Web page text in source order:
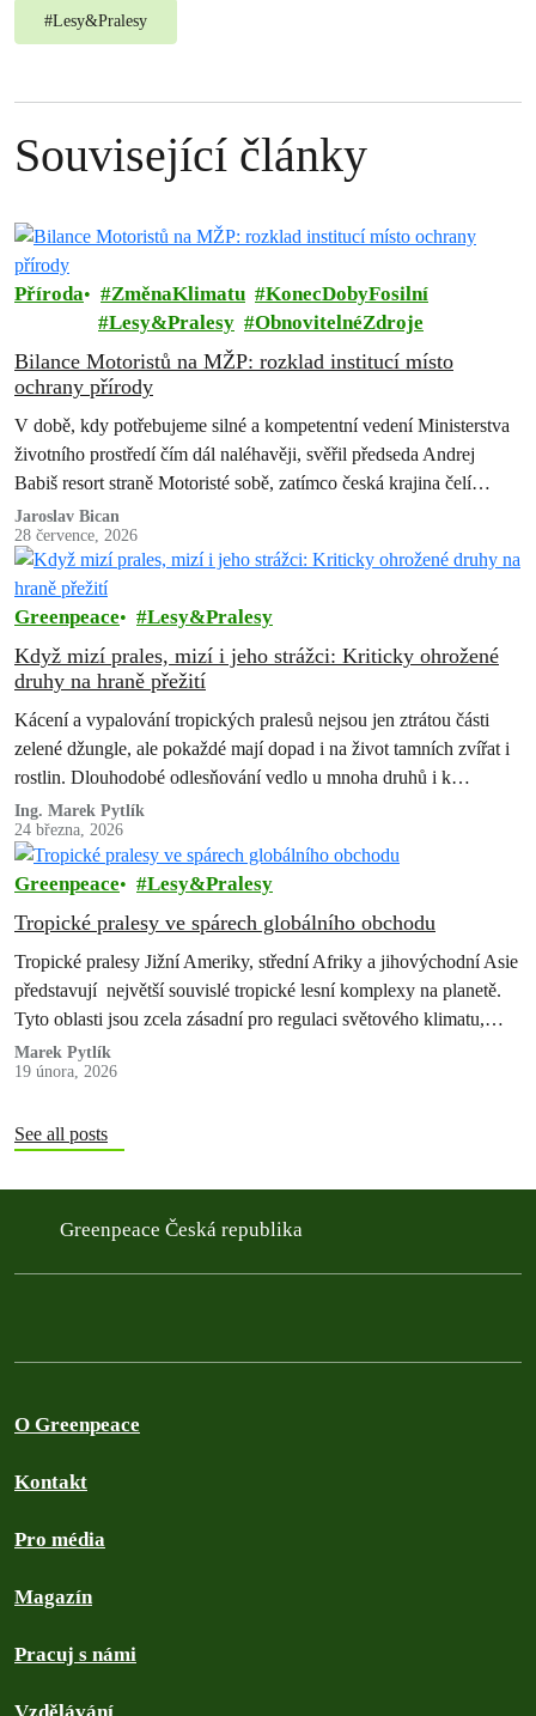
#Lesy&Pralesy
Související články
Příroda ZměnaKlimatu
KonecDobyFosilní
Lesy&Pralesy
ObnovitelnéZdroje
Bilance Motoristů na MŽP: rozklad institucí místo
ochrany přírody
V době, kdy potřebujeme silné a kompetentní vedení Ministerstva
životního prostředí čím dál naléhavěji, svěřil předseda Andrej
Babiš resort straně Motoristé sobě, zatímco česká krajina čelí
suchu, erozi půdy, úbytku…
Jaroslav Bican
28 července, 2026
Greenpeace Lesy&Pralesy
Když mizí prales, mizí i jeho strážci: Kriticky ohrožené
druhy na hraně přežití
Kácení a vypalování tropických pralesů nejsou jen ztrátou části
zelené džungle, ale pokaždé mají dopad i na život tamních zvířat i
rostlin. Dlouhodobé odlesňování vedlo u mnoha druhů i k…
Ing. Marek Pytlík
24 března, 2026
Greenpeace Lesy&Pralesy
Tropické pralesy ve spárech globálního obchodu
Tropické pralesy Jižní Ameriky, střední Afriky a jihovýchodní Asie
představují největší souvislé tropické lesní komplexy na planetě.
Tyto oblasti jsou zcela zásadní pro regulaci světového klimatu,
koloběh vody a uchování…
Marek Pytlík
19 února, 2026
See all posts
Greenpeace Česká republika
O Greenpeace
Kontakt
Pro média
Magazín
Pracuj s námi